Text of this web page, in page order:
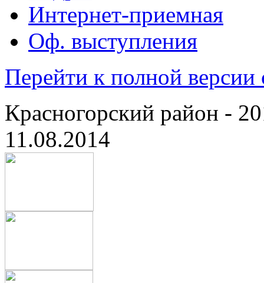
Интернет-приемная
Оф. выступления
Перейти к полной версии
Красногорский район -
11.08.2014